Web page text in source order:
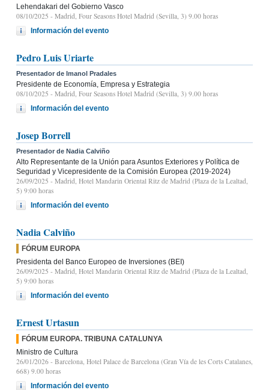
Lehendakari del Gobierno Vasco
08/10/2025 - Madrid, Four Seasons Hotel Madrid (Sevilla, 3) 9.00 horas
Información del evento
Pedro Luis Uriarte
Presentador de Imanol Pradales
Presidente de Economía, Empresa y Estrategia
08/10/2025 - Madrid, Four Seasons Hotel Madrid (Sevilla, 3) 9.00 horas
Información del evento
Josep Borrell
Presentador de Nadia Calviño
Alto Representante de la Unión para Asuntos Exteriores y Política de
Seguridad y Vicepresidente de la Comisión Europea (2019-2024)
26/09/2025 - Madrid, Hotel Mandarin Oriental Ritz de Madrid (Plaza de la Lealtad,
5) 9:00 horas
Información del evento
Nadia Calviño
FÓRUM EUROPA
Presidenta del Banco Europeo de Inversiones (BEI)
26/09/2025 - Madrid, Hotel Mandarin Oriental Ritz de Madrid (Plaza de la Lealtad,
5) 9:00 horas
Información del evento
Ernest Urtasun
FÓRUM EUROPA. TRIBUNA CATALUNYA
Ministro de Cultura
26/01/2026 - Barcelona, Hotel Palace de Barcelona (Gran Vía de les Corts Catalanes,
668) 9.00 horas
Información del evento